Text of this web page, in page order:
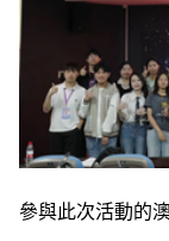
參與此次活動的